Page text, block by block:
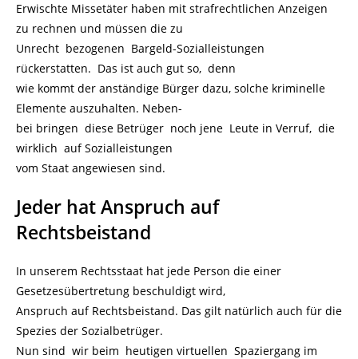
Erwischte Missetäter haben mit strafrechtlichen Anzeigen
zu rechnen und müssen die zu
Unrecht bezogenen Bargeld-Sozialleistungen
rückerstatten. Das ist auch gut so, denn
wie kommt der anständige Bürger dazu, solche kriminelle
Elemente auszuhalten. Neben-
bei bringen diese Betrüger noch jene Leute in Verruf, die
wirklich auf Sozialleistungen
vom Staat angewiesen sind.
Jeder hat Anspruch auf
Rechtsbeistand
In unserem Rechtsstaat hat jede Person die einer
Gesetzesübertretung beschuldigt wird,
Anspruch auf Rechtsbeistand. Das gilt natürlich auch für die
Spezies der Sozialbetrüger.
Nun sind wir beim heutigen virtuellen Spaziergang im